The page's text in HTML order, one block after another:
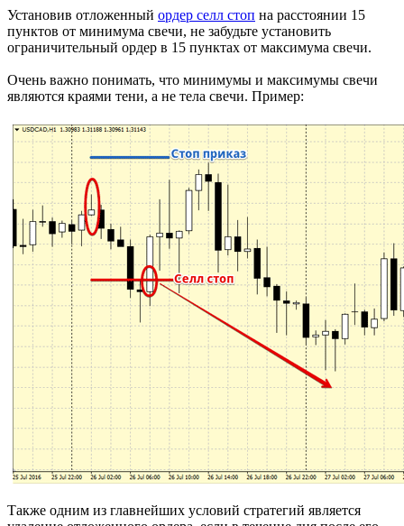
Установив отложенный ордер селл стоп на расстоянии 15
пунктов от минимума свечи, не забудьте установить
ограничительный ордер в 15 пунктах от максимума свечи.
Очень важно понимать, что минимумы и максимумы свечи
являются краями тени, а не тела свечи. Пример:
Также одним из главнейших условий стратегий является